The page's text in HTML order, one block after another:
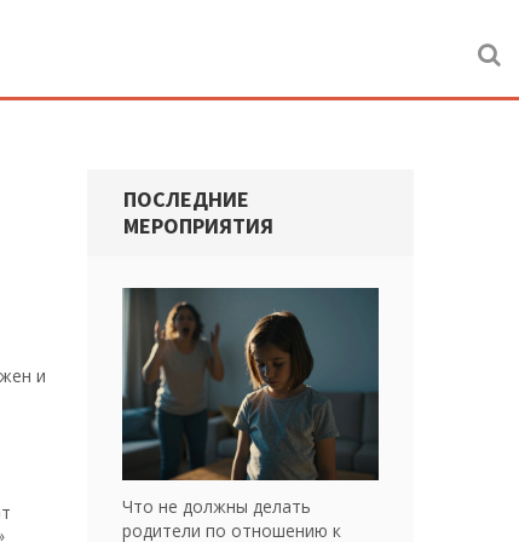
и
ПОСЛЕДНИЕ
МЕРОПРИЯТИЯ
Что не должны делать
родители по отношению к